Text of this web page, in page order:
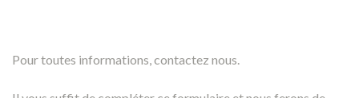
Pour toutes informations, contactez nous.